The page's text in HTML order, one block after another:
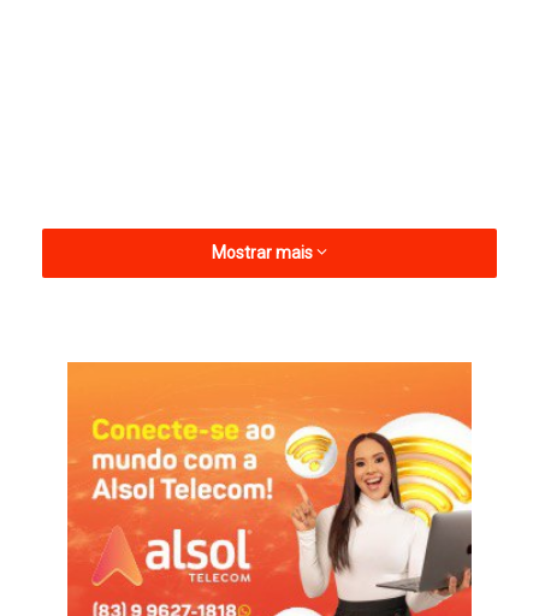
Na partida, Marcel Santos não esteve à beira do campo por
suspensão e foi substituído pelo auxiliar Nevada Silva. O
treinador comandou o Pombal nas primeiras rodadas do
estadual. Antes do duelo contra o Botafogo-PB, o treinador
havia destacado a importância de o jogo ser decidido dentro
de campo, em meio a reclamações sobre a arbitragem feitas
por dirigentes de outros clubes.
Mostrar mais